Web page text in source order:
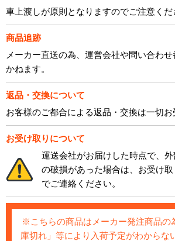
車上渡しが原則となりますのでご注意くだ
商品追跡
メーカー直送の為、運営会社や問い合わ
かねます。
返品・交換について
お客様のご都合による返品・交換は一切お
お受け取りについて
運送会社がお届けした時点で、
の破損があった場合は、お受け
でご連絡ください。
※こちらの商品はメーカー発注商品の
庫切れ」等により入荷予定がわからな